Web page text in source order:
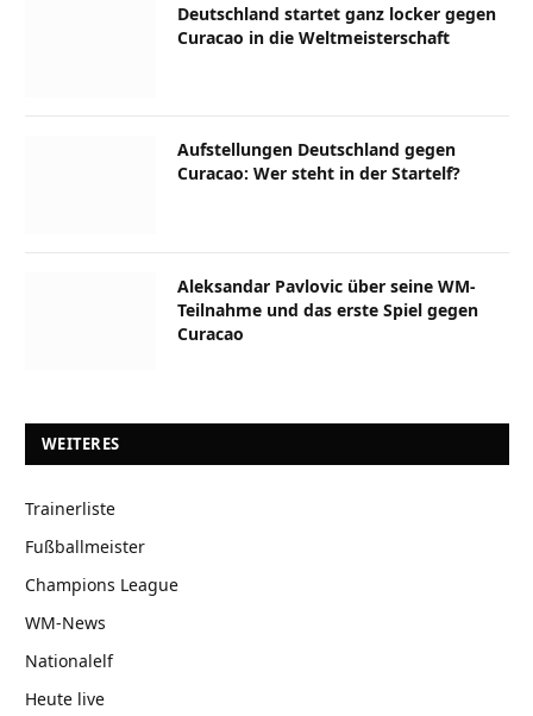
Deutschland startet ganz locker gegen
Curacao in die Weltmeisterschaft
Aufstellungen Deutschland gegen
Curacao: Wer steht in der Startelf?
Aleksandar Pavlovic über seine WM-
Teilnahme und das erste Spiel gegen
Curacao
WEITERES
Trainerliste
Fußballmeister
Champions League
WM-News
Nationalelf
Heute live